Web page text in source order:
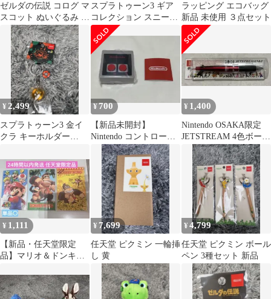
ゼルダの伝説 コログ マ
スコット ぬいぐるみ キ
ーホルダー 2種セット
スプラトゥーン3 ギア
コレクション スニーカ
ー 全5種
ラッピング エコバッグ
新品 未使用 ３点セット
¥ 2,499
スプラトゥーン3 金イ
クラ キーホルダー
¥700
【新品未開封】
Nintendo コントローラ
ーボタンコレクション
ガチャ NES
¥ 1,400
Nintendo OSAKA限定
JETSTREAM 4色ボール
ペン＆シャープ
¥ 1,111
【新品・任天堂限定
品】マリオ＆ドンキー
ト 任天堂
¥ 7,699
任天堂 ピクミン 一輪挿
し 黄
¥4,799
任天堂 ピクミン ボール
ペン 3種セット 新品